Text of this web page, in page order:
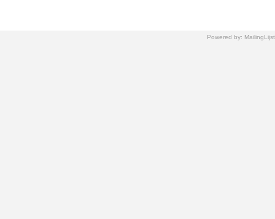
Powered by: MailingLijst